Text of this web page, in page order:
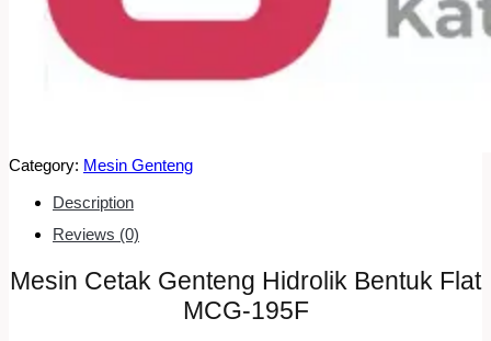
Category: Mesin Genteng
Description
Reviews (0)
Mesin Cetak Genteng Hidrolik Bentuk Flat
MCG-195F